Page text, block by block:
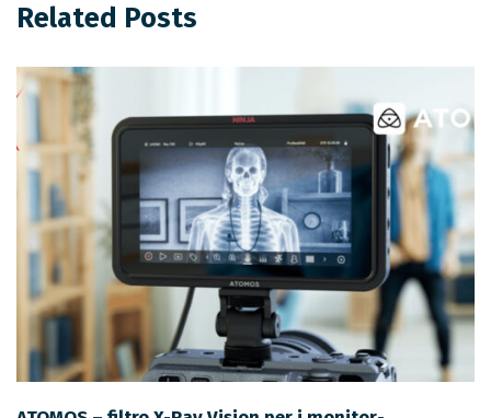
Related Posts